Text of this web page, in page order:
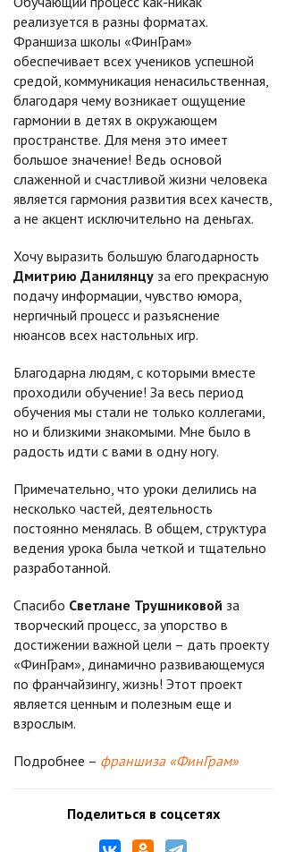
реализуется в разны форматах.
Франшиза школы «ФинГрам»
обеспечивает всех учеников успешной
средой, коммуникация ненасильственная,
благодаря чему возникает ощущение
гармонии в детях в окружающем
пространстве. Для меня это имеет
большое значение! Ведь основой
слаженной и счастливой жизни человека
является гармония развития всех качеств,
а не акцент исключительно на деньгах.
Хочу выразить большую благодарность
Дмитрию Данилянцу за его прекрасную
подачу информации, чувство юмора,
нергичный процесс и разъяснение
нюансов всех настольных игр.
Благодарна людям, с которыми вместе
проходили обучение! За весь период
обучения мы стали не только коллегами,
но и близкими знакомыми. Мне было в
радость идти с вами в одну ногу.
Примечательно, что уроки делились на
несколько частей, деятельность
постоянно менялась. В общем, структура
ведения урока была четкой и тщательно
разработанной.
Спасибо Светлане Трушниковой за
творческий процесс, за упорство в
достижении важной цели – дать проекту
«ФинГрам», динамично развивающемуся
по франчайзингу, жизнь! Этот проект
является ценным и полезным еще и
взрослым.
Подробнее – франшиза «ФинГрам»
Поделиться в соцсетях